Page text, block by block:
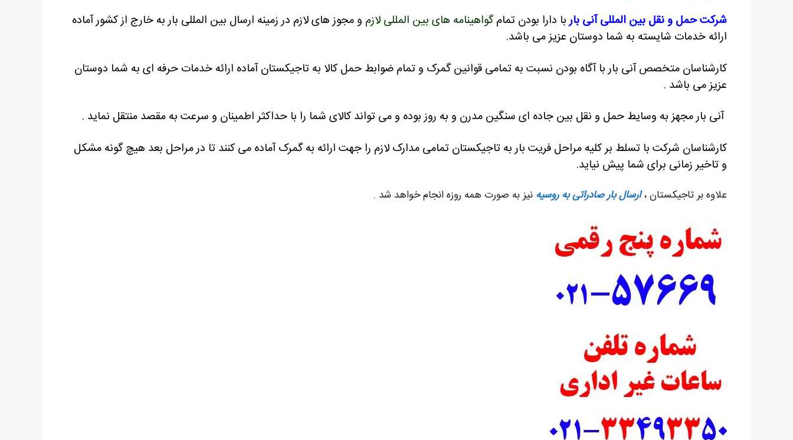
شرکت حمل و نقل بین المللی آنی باربا دارا بودن تمامگواهینامه های بین المللی لازم و مجوز های لازم در زمینه ارسال بین المللی بار به خارج از کشور آماده
ارائه خدمات شایسته به شما دوستان عزیز می باشد.
کارشناسان متخصص آنی بار با آگاه بودن نسبت به تمامی قوانین گمرک و تمام ضوابط حمل کالا به تاجیکستان آماده ارائه خدمات حرفه ای به شما دوستان
عزیز می باشد .
آنی بار مجهز به وسایط حمل و نقل بین جاده ای سنگین مدرن و به روز بوده و می تواند کالای شما را با حداکثر اطمینان و سرعت به مقصد منتقل نماید .
کارشناسان شرکت با تسلط بر کلیه مراحل فریت بار به تاجیکستان تمامی مدارک لازم را جهت ارائه به گمرک آماده می کنند تا در مراحل بعد هیچ گونه مشکل
و تاخیر زمانی برای شما پیش نیاید.
علاوه بر تاجیکستان ،ارسال بار صادراتی به روسیه نیز به صورت همه روزه انجام خواهد شد .